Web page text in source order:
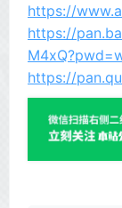
https://
https://
https://